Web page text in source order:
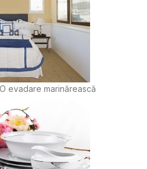
evadare marinărească